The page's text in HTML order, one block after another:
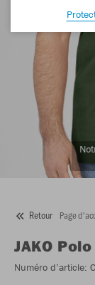
Retour Page
JAKO
Numéro d’article: